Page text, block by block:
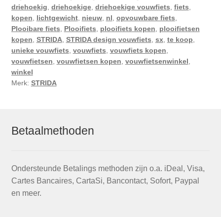
driehoekig driehoekige, driehoekige vouwfiets fiets
kopen
lichtgewicht, nieuw, nl opvouwbare fiets
Plooibare fiets
Plooifiets plooifiets kopen
plooifietsen
kopen STRIDA, STRIDA design vouwfiets sx, te koop
unieke vouwfiets vouwfiets vouwfiets kopen
vouwfietsen vouwfietsen kopen vouwfietsenwinkel
winkel
Merk: STRIDA
Betaalmethoden
Ondersteunde Betalings methoden zijn o.a. iDeal, Visa,
Cartes Bancaires, CartaSi, Bancontact, Sofort, Paypal
en meer.